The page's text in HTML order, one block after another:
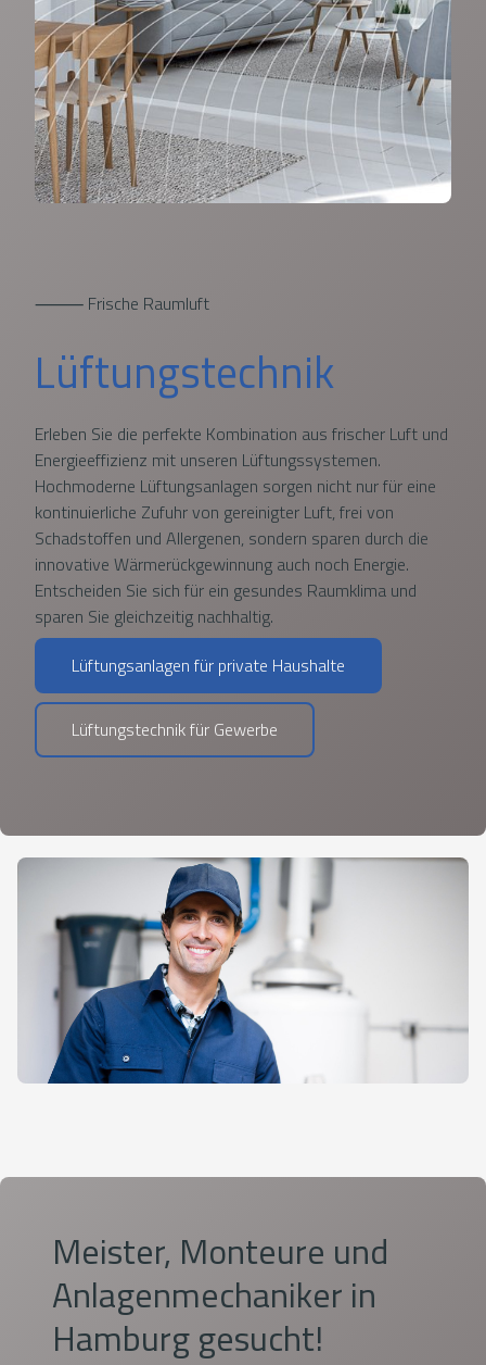
⸻ Frische Raumluft
Lüftungstechnik
Erleben Sie die perfekte Kombination aus frischer Luft und
Energieeffizienz mit unseren Lüftungssystemen.
Hochmoderne Lüftungsanlagen sorgen nicht nur für eine
kontinuierliche Zufuhr von gereinigter Luft, frei von
Schadstoffen und Allergenen, sondern sparen durch die
innovative Wärmerückgewinnung auch noch Energie.
Entscheiden Sie sich für ein gesundes Raumklima und
sparen Sie gleichzeitig nachhaltig.
Lüftungsanlagen für private Haushalte
Lüftungstechnik für Gewerbe
Meister, Monteure und
Anlagenmechaniker in
Hamburg gesucht!